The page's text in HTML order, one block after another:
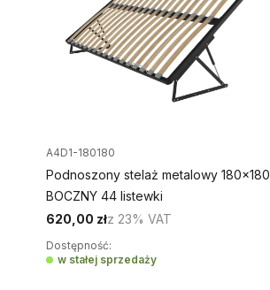
A4D1-180180
Podnoszony stelaż metalowy 180x180
BOCZNY 44 listewki
620,00 złz 23% VAT
Dostępność:
w stałej sprzedaży